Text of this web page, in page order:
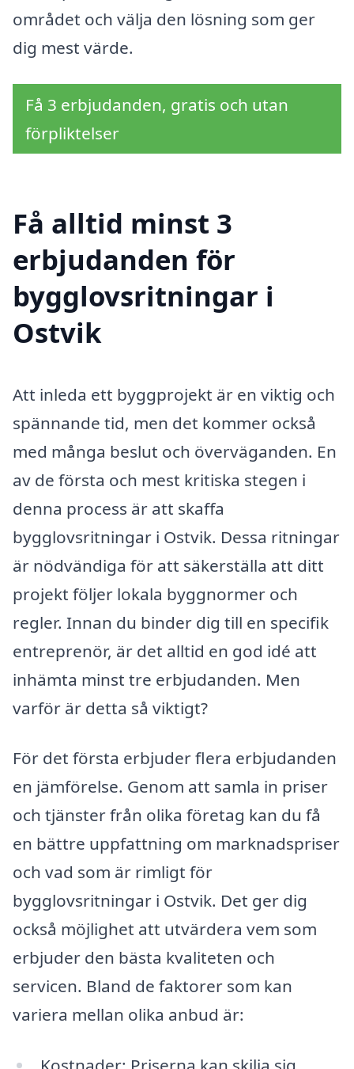
området och välja den lösning som ger
dig mest värde.
Få 3 erbjudanden, gratis och utan
förpliktelser
Få alltid minst 3
erbjudanden för
bygglovsritningar i
Ostvik
Att inleda ett byggprojekt är en viktig och
spännande tid, men det kommer också
med många beslut och överväganden. En
av de första och mest kritiska stegen i
denna process är att skaffa
bygglovsritningar i Ostvik. Dessa ritningar
är nödvändiga för att säkerställa att ditt
projekt följer lokala byggnormer och
regler. Innan du binder dig till en specifik
entreprenör, är det alltid en god idé att
inhämta minst tre erbjudanden. Men
varför är detta så viktigt?
För det första erbjuder flera erbjudanden
en jämförelse. Genom att samla in priser
och tjänster från olika företag kan du få
en bättre uppfattning om marknadspriser
och vad som är rimligt för
bygglovsritningar i Ostvik. Det ger dig
också möjlighet att utvärdera vem som
erbjuder den bästa kvaliteten och
servicen. Bland de faktorer som kan
variera mellan olika anbud är: